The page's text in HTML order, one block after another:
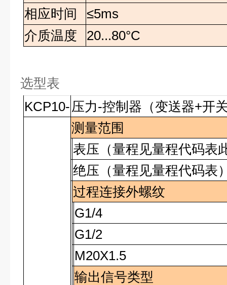
相应时间
≤5ms
介质温度
20...80°C
选型表
KCP10-压力-控制器（变送器+开
测量范围
表压（量程见量程代码表
绝压（量程见量程代码表
过程连接外螺纹
G1/4
G1/2
M20X1.5
输出信号类型